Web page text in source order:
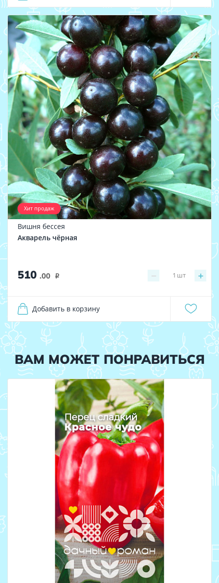
Хит продаж
Вишня бессея
Акварель чёрная
510 .00 i − +
1 шт
Добавить в корзину
ВАМ МОЖЕТ ПОНРАВИТЬСЯ